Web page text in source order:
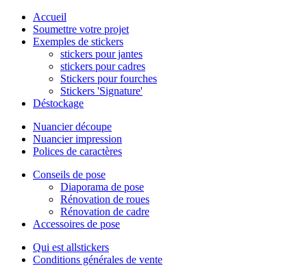
Accueil
Soumettre votre projet
Exemples de stickers
stickers pour jantes
stickers pour cadres
Stickers pour fourches
Stickers 'Signature'
Déstockage
Nuancier découpe
Nuancier impression
Polices de caractères
Conseils de pose
Diaporama de pose
Rénovation de roues
Rénovation de cadre
Accessoires de pose
Qui est allstickers
Conditions générales de vente